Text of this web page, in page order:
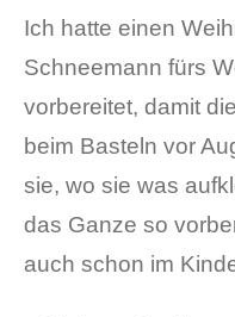
Ich hatte einen
Schneemann fürs
vorbereitet, damit
beim Basteln vor
sie, wo sie was
das Ganze so
auch schon im